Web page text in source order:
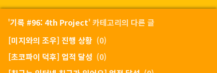
'기록 #96: 4th Project' 카테고리의 다른 글
[미지와의 조우] 진행 상황 (0)
[초코파이 덕후] 업적 달성 (0)